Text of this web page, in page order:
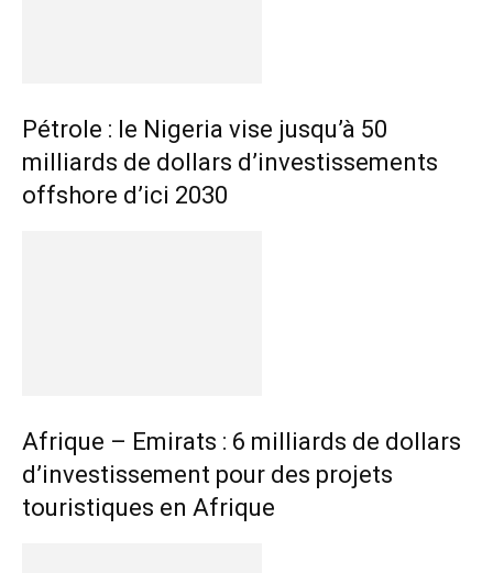
Pétrole : le Nigeria vise jusqu’à 50
milliards de dollars d’investissements
offshore d’ici 2030
Afrique – Emirats : 6 milliards de dollars
d’investissement pour des projets
touristiques en Afrique